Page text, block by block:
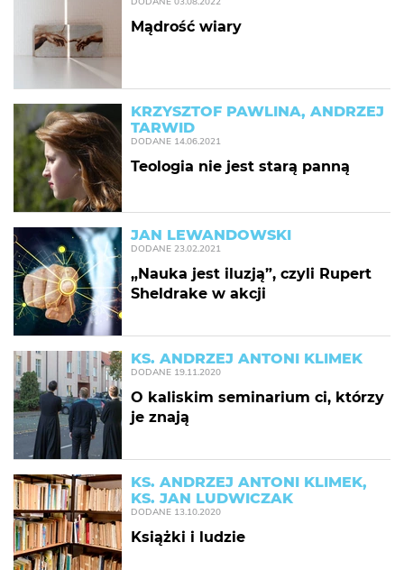
Mądrość wiary
KRZYSZTOF PAWLINA, ANDRZEJ
TARWID
DODANE 14.06.2021
Teologia nie jest starą panną
JAN LEWANDOWSKI
DODANE 23.02.2021
„Nauka jest iluzją”, czyli Rupert
Sheldrake w akcji
KS. ANDRZEJ ANTONI KLIMEK
DODANE 19.11.2020
O kaliskim seminarium ci, którzy
je znają
KS. ANDRZEJ ANTONI KLIMEK,
KS. JAN LUDWICZAK
DODANE 13.10.2020
Książki i ludzie